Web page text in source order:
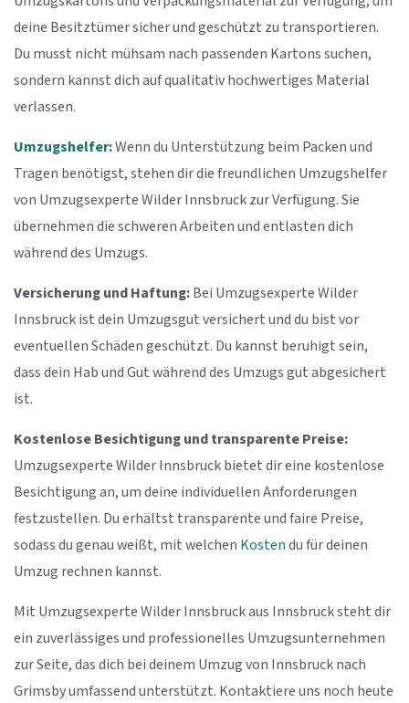
deine Besitztümer sicher und geschützt zu transportieren.
Du musst nicht mühsam nach passenden Kartons suchen,
sondern kannst dich auf qualitativ hochwertiges Material
verlassen.
Umzugshelfer:Wenn du Unterstützung beim Packen und
Tragen benötigst, stehen dir die freundlichen Umzugshelfer
von Umzugsexperte Wilder Innsbruck zur Verfügung. Sie
übernehmen die schweren Arbeiten und entlasten dich
während des Umzugs.
Versicherung und Haftung:Bei Umzugsexperte Wilder
Innsbruck ist dein Umzugsgut versichert und du bist vor
eventuellen Schäden geschützt. Du kannst beruhigt sein,
dass dein Hab und Gut während des Umzugs gut abgesichert
ist.
Kostenlose Besichtigung und transparente Preise:
Umzugsexperte Wilder Innsbruck bietet dir eine kostenlose
Besichtigung an, um deine individuellen Anforderungen
festzustellen. Du erhältst transparente und faire Preise,
sodass du genau weißt, mit welchen Kostendu für deinen
Umzug rechnen kannst.
Mit Umzugsexperte Wilder Innsbruck aus Innsbruck steht dir
ein zuverlässiges und professionelles Umzugsunternehmen
zur Seite, das dich bei deinem Umzug von Innsbruck nach
Grimsby umfassend unterstützt. Kontaktiere uns noch heute